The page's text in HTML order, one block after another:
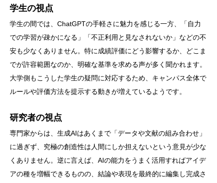
学生の視点
学生の間では、ChatGPTの手軽さに魅力を感じる一方、「自力
での学習が疎かになる」「不正利用と見なされないか」などの不
安も少なくありません。特に成績評価にどう影響するか、どこま
でが許容範囲なのか、明確な基準を求める声が多く聞かれます。
大学側もこうした学生の疑問に対応するため、キャンパス全体で
ルールや評価方法を提示する動きが増えているようです。
研究者の視点
専門家からは、生成AIはあくまで「データや文献の組み合わせ」
に過ぎず、究極の創造性は人間にしか担えないという意見が少な
くありません。逆に言えば、AIの能力をうまく活用すればアイデ
アの種を増幅できるものの、結論や表現を最終的に編集し完成さ